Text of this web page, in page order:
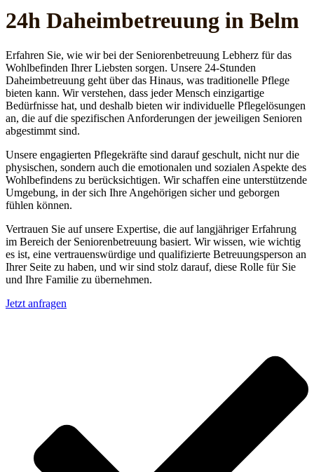
24h Daheim­betreuung in Belm
Erfahren Sie, wie wir bei der Seniorenbetreuung Lebherz für das
Wohlbefinden Ihrer Liebsten sorgen. Unsere 24-Stunden
Daheimbetreuung geht über das Hinaus, was traditionelle Pflege
bieten kann. Wir verstehen, dass jeder Mensch einzigartige
Bedürfnisse hat, und deshalb bieten wir individuelle Pflegelösungen
an, die auf die spezifischen Anforderungen der jeweiligen Senioren
abgestimmt sind.
Unsere engagierten Pflegekräfte sind darauf geschult, nicht nur die
physischen, sondern auch die emotionalen und sozialen Aspekte des
Wohlbefindens zu berücksichtigen. Wir schaffen eine unterstützende
Umgebung, in der sich Ihre Angehörigen sicher und geborgen
fühlen können.
Vertrauen Sie auf unsere Expertise, die auf langjähriger Erfahrung
im Bereich der Seniorenbetreuung basiert. Wir wissen, wie wichtig
es ist, eine vertrauenswürdige und qualifizierte Betreuungsperson an
Ihrer Seite zu haben, und wir sind stolz darauf, diese Rolle für Sie
und Ihre Familie zu übernehmen.
Jetzt anfragen